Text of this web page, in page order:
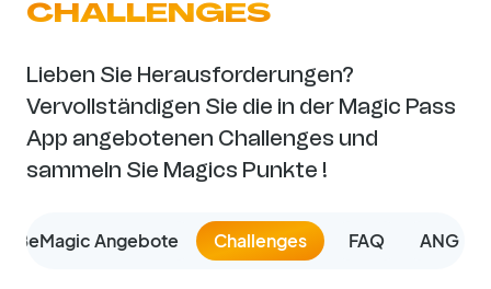
CHALLENGES
Lieben Sie Herausforderungen?
Vervollständigen Sie die in der Magic Pass
App angebotenen Challenges und
sammeln Sie Magics Punkte !
BeMagic Angebote Challenges FAQ ANG